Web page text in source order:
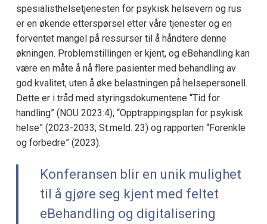
spesialisthelsetjenesten for psykisk helsevern og rus
er en økende etterspørsel etter våre tjenester og en
forventet mangel på ressurser til å håndtere denne
økningen. Problemstillingen er kjent, og eBehandling kan
være en måte å nå flere pasienter med behandling av
god kvalitet, uten å øke belastningen på helsepersonell.
Dette er i tråd med styringsdokumentene “Tid for
handling” (NOU 2023:4), “Opptrappingsplan for psykisk
helse” (2023-2033; St.meld. 23) og rapporten “Forenkle
og forbedre” (2023).
Konferansen blir en unik mulighet
til å gjøre seg kjent med feltet
eBehandling og digitalisering